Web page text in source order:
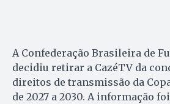
A Confederação Brasileira de
decidiu retirar a CazéTV da
direitos de transmissão da
de 2027 a 2030. A informação